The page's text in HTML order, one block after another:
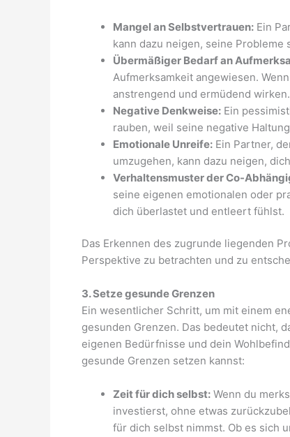
Mangel an Selbstvertrauen: Ein
kann dazu neigen, seine
Übermäßiger Bedarf an
Aufmerksamkeit angewiesen.
anstrengend und ermüdend wirken.
Negative Denkweise: Ein
rauben, weil seine negative
Emotionale Unreife: Ein Partner,
umzugehen, kann dazu neigen,
Verhaltensmuster der Co-
seine eigenen emotionalen oder
dich überlastet und entleert fühlst.
Das Erkennen des zugrunde liegenden
Perspektive zu betrachten und zu
3. Setze gesunde Grenzen
Ein wesentlicher Schritt, um mit einem
gesunden Grenzen. Das bedeutet nicht,
eigenen Bedürfnisse und dein
gesunde Grenzen setzen kannst:
Zeit für dich selbst: Wenn du
investierst, ohne etwas
für dich selbst nimmst. Ob es sich